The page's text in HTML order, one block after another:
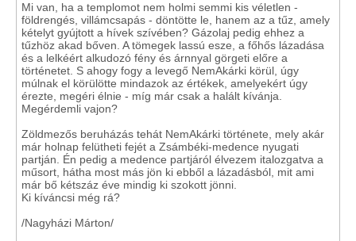
Mi van, ha a templomot nem holmi semmi kis véletlen -
földrengés, villámcsapás - döntötte le, hanem az a tűz, amely
kételyt gyújtott a hívek szívében? Gázolaj pedig ehhez a
tűzhöz akad bőven. A tömegek lassú esze, a főhős lázadása
és a lelkéért alkudozó fény és árnnyal görgeti előre a
történetet. S ahogy fogy a levegő NemAkárki körül, úgy
múlnak el körülötte mindazok az értékek, amelyekért úgy
érezte, megéri élnie - míg már csak a halált kívánja.
Megérdemli vajon?
Zöldmezős beruházás tehát NemAkárki története, mely akár
már holnap felütheti fejét a Zsámbéki-medence nyugati
partján. Én pedig a medence partjáról élvezem italozgatva a
műsort, hátha most más jön ki ebből a lázadásból, mit ami
már bő kétszáz éve mindig ki szokott jönni.
Ki kíváncsi még rá?
/Nagyházi Márton/